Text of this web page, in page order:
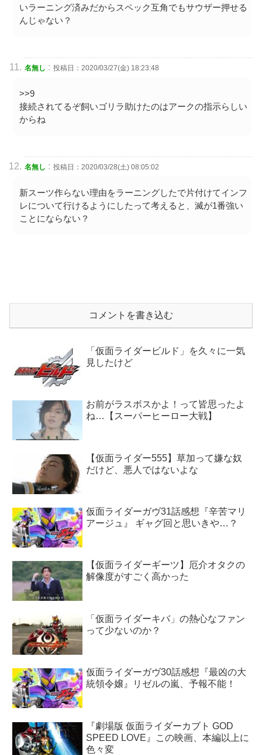
いラーニング済みだからスペック互角でもサウザー押せる
んじゃない？
名無し : 投稿日：2020/03/27(金) 18:23:48
>>9
接続されてるぞ飼いゴリラ助けたのはアークの指示らしい
からね
名無し : 投稿日：2020/03/28(土) 08:05:02
新スーツ作らない理由をラーニングしたで片付けてインフ
レについて行けるようにしたって考えると、滅が1番強い
ことにならない？
コメントを書き込む
「仮面ライダービルド」を久々に一気
見したけど
お前がラスボスかよ！って皆思ったよ
ね…【スーパーヒーロー大戦】
【仮面ライダー555】草加って嫌な奴
だけど、悪人ではないよな
仮面ライダーガヴ31話感想『辛苦マリ
アージュ』 ギャグ回と思いきや…？
【仮面ライダーギーツ】厄介オタクの
解像度がすごく高かった
「仮面ライダーキバ」の熱心なファン
って少ないのか？
仮面ライダーガヴ30話感想『最凶の大
統領令嬢』リゼルの嵐、予報不能！
『劇場版 仮面ライダーカブト GOD
SPEED LOVE』この映画、本編以上に
色々変